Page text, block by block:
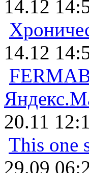
14.12
14.12
20.11
This one
29.09